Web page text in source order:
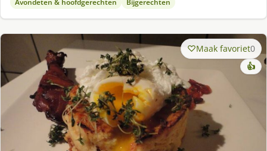
Maak favoriet0
👍